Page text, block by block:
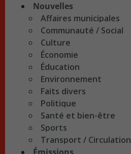
Nouvelles
Affaires municipales
Communauté / Social
Culture
Économie
Éducation
Environnement
Faits divers
Politique
Santé et bien-être
Sports
Transport / Circulation